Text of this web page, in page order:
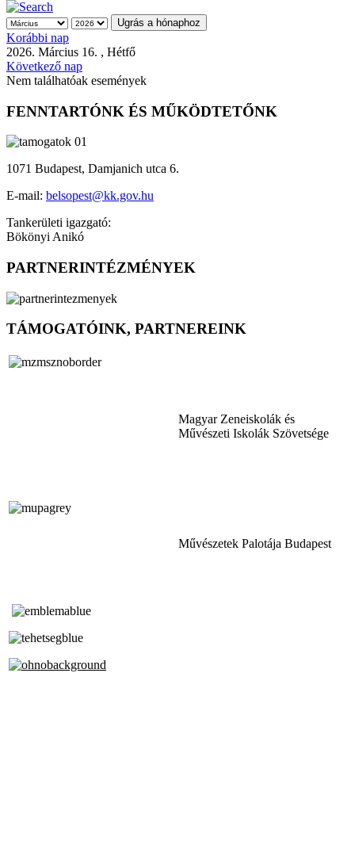
Ugrás a hónaphoz
Korábbi nap
2026. Március 16. , Hétfő
Következő nap
Nem találhatóak események
FENNTARTÓNK ÉS MŰKÖDTETŐNK
1071 Budapest, Damjanich utca 6.
E-mail: belsopest@kk.gov.hu
Tankerületi igazgató:
Bökönyi Anikó
PARTNERINTÉZMÉNYEK
TÁMOGATÓINK, PARTNEREINK
Magyar Zeneiskolák és
Művészeti Iskolák Szövetsége
Művészetek Palotája Budapest